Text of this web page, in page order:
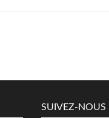
SUIVEZ-NOUS